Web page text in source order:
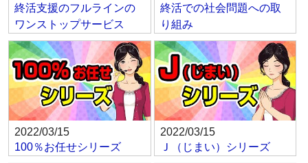
終活支援のフルラインの
ワンストップサービス
終活での社会問題への取
り組み
2022/03/15
100％お任せシリーズ
2022/03/15
Ｊ（じまい）シリーズ